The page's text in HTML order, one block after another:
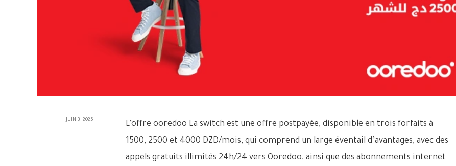
JUIN 3, 2025
L’offre ooredoo La switch est une offre postpayée, disponible en trois forfaits à
1500, 2500 et 4000 DZD/mois, qui comprend un large éventail d’avantages, avec des
appels gratuits illimités 24h/24 vers Ooredoo, ainsi que des abonnements internet